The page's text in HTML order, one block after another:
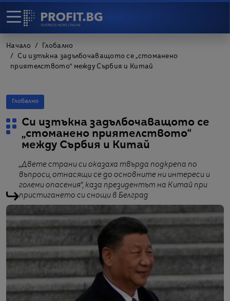
Начало
Глобално
Си изтъкна задълбочаващото се „стоманено
приятелството“ между Сърбия и Китай
Глобално
Си изтъкна задълбочаващото се
„стоманено приятелството“
между Сърбия и Китай
„Двете страни си оказаха твърда подкрепа по
въпроси, отнасящи се до основните ни интереси и
големи опасения“, каза президентът на Китай при
пристигането си снощи в Белград